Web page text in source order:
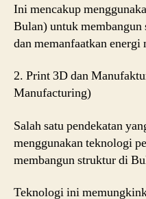
Ini mencakup
Bulan) untuk
dan memanfaatkan energi
2. Print 3D dan
Manufacturing)
Salah satu pendekatan
menggunakan teknologi
membangun struktur di
Teknologi ini